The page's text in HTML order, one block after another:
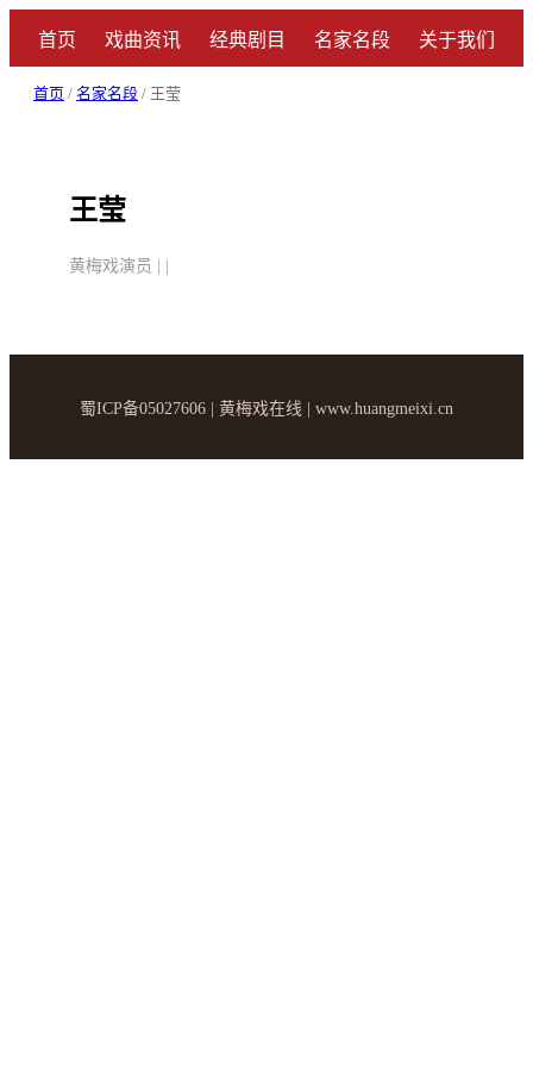
首页 戏曲资讯 经典剧目 名家名段 关于我们
首页 / 名家名段 / 王莹
王莹
黄梅戏演员 | |
蜀ICP备05027606 | 黄梅戏在线 | www.huangmeixi.cn